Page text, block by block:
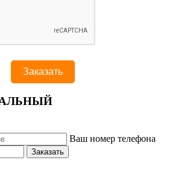
Ваш номер телефона